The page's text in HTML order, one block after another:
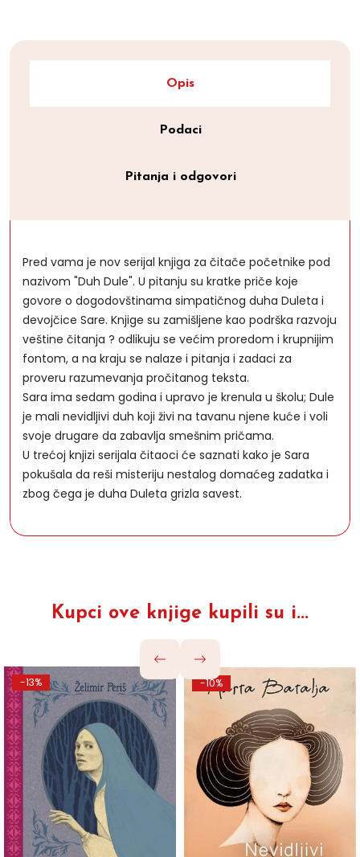
Opis
Podaci
Pitanja i odgovori
Pred vama je nov serijal knjiga za čitače početnike pod
nazivom "Duh Dule". U pitanju su kratke priče koje
govore o dogodovštinama simpatičnog duha Duleta i
devojčice Sare. Knjige su zamišljene kao podrška razvoju
veštine čitanja ? odlikuju se većim proredom i krupnijim
fontom, a na kraju se nalaze i pitanja i zadaci za
proveru razumevanja pročitanog teksta.
Sara ima sedam godina i upravo je krenula u školu; Dule
je mali nevidljivi duh koji živi na tavanu njene kuće i voli
svoje drugare da zabavlja smešnim pričama.
U trećoj knjizi serijala čitaoci će saznati kako je Sara
pokušala da reši misteriju nestalog domaćeg zadatka i
zbog čega je duha Duleta grizla savest.
Kupci ove knjige kupili su i...
-13% -10%